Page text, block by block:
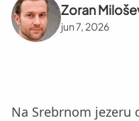
Zoran
jun 7, 2026
Na Srebrnom jezeru